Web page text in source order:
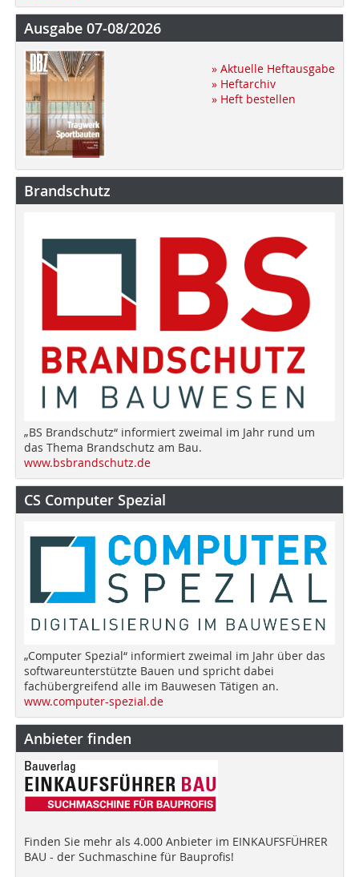
Ausgabe 07-08/2026
» Aktuelle Heftausgabe
» Heftarchiv
» Heft bestellen
Brandschutz
„BS Brandschutz“ informiert zweimal im Jahr rund um
das Thema Brandschutz am Bau.
www.bsbrandschutz.de
CS Computer Spezial
„Computer Spezial“ informiert zweimal im Jahr über das
softwareunterstützte Bauen und spricht dabei
fachübergreifend alle im Bauwesen Tätigen an.
www.computer-spezial.de
Anbieter finden
Finden Sie mehr als 4.000 Anbieter im EINKAUFSFÜHRER
BAU - der Suchmaschine für Bauprofis!